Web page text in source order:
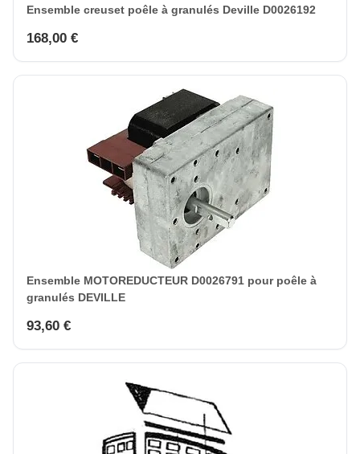
Ensemble creuset poêle à granulés Deville D0026192
168,00 €
Ensemble MOTOREDUCTEUR D0026791 pour poêle à
granulés DEVILLE
93,60 €